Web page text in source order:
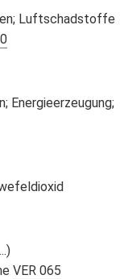
Luftschadstoffe
Energieerzeugung;
VER 065